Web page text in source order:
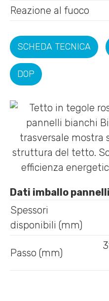
Reazione al fuoco
SCHEDA TECNICA
DOP
Dati imballo
Spessori
disponibili (mm)
Passo (mm)